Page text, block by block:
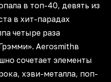
в топ-40, девять из
в хит-парадах
четыре раза
Aerosmithв
сочетает элементы
хэви-металла, поп-